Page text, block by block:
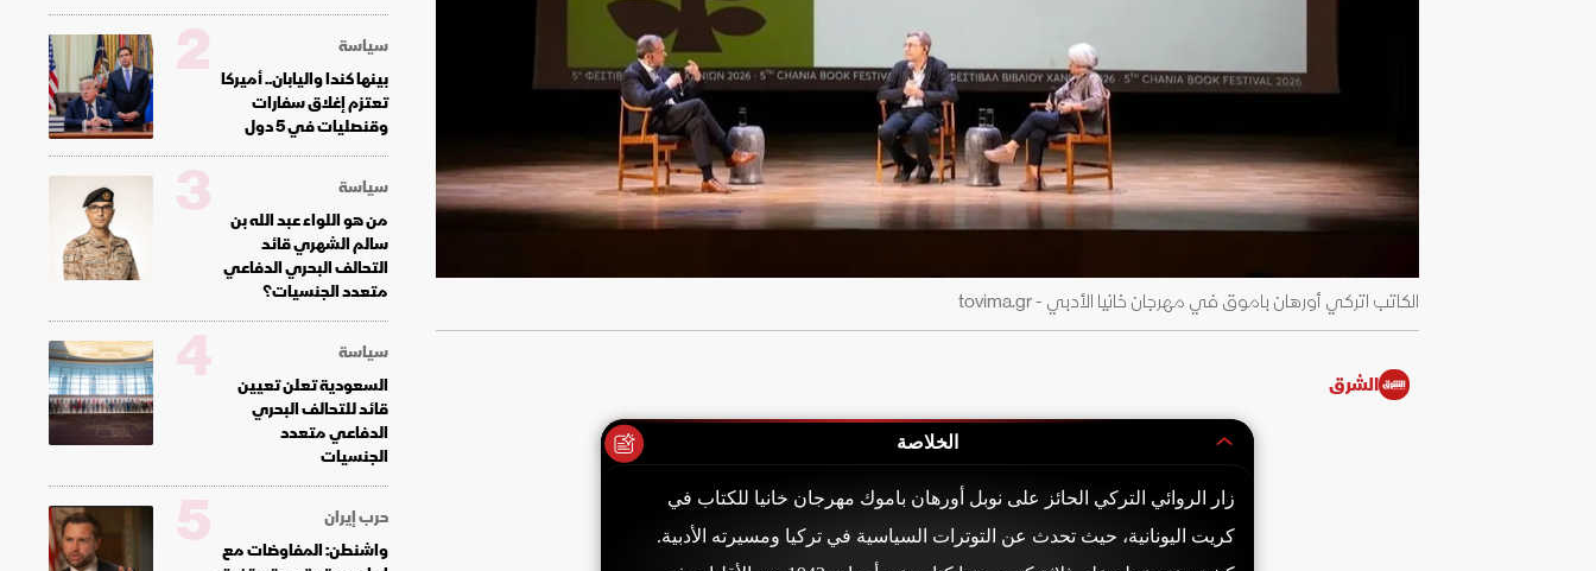
الكاتب اتركي أورهان باموق في مهرجان خانيا الأدبي - tovima.gr
الشرق
الخلاصة
زار الروائي التركي الحائز على نوبل أورهان باموك مهرجان خانيا للكتاب في
كريت اليونانية، حيث تحدث عن التوترات السياسية في تركيا ومسيرته الأدبية.
سياسة
بينها كندا واليابان.. أميركا
تعتزم إغلاق سفارات
وقنصليات في 5 دول
2
سياسة
من هو اللواء عبد الله بن
سالم الشهري قائد
التحالف البحري الدفاعي
متعدد الجنسيات؟
3
سياسة
السعودية تعلن تعيين
قائد للتحالف البحري
الدفاعي متعدد
الجنسيات
4
حرب إيران
واشنطن: المفاوضات مع 5